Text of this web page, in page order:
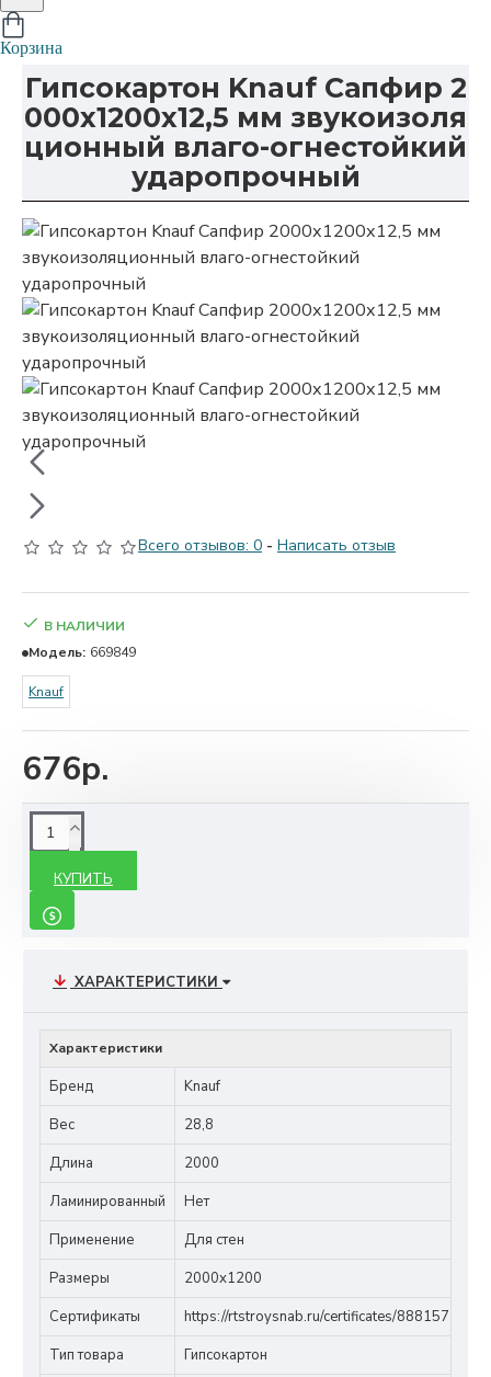
Гипсокартон Knauf Сапфир 2
000х1200х12,5 мм звукоизоля
ционный влаго-огнестойкий
ударопрочный
Всего отзывов: 0 - Написать отзыв
676р.
В НАЛИЧИИ
Модель: 669849
Knauf
КУПИТЬ
ХАРАКТЕРИСТИКИ
Характеристики
Бренд
Knauf
Вес
28,8
Длина
2000
Ламинированный
Нет
Применение
Для стен
Размеры
2000х1200
Сертификаты
https://rtstroysnab.ru/certificates/8881571.pdf
Тип товара
Гипсокартон